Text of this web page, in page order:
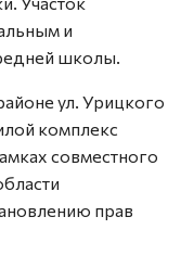
и
школы.
ул. Урицкого
комплекс
совместного
прав